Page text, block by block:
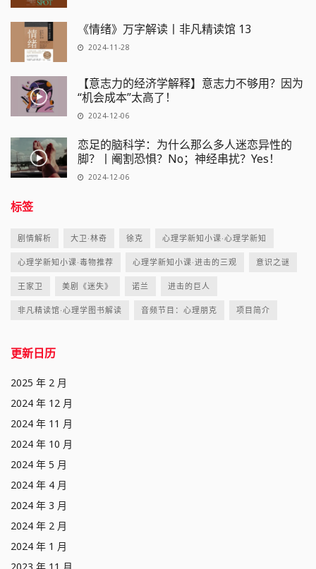
《情绪》万字解读丨非凡精读馆 13
2024-11-28
【意志力的经济学解释】意志力不够用？因为
“机会成本”太高了！
2024-12-06
恋足的脑科学：为什么那么多人迷恋异性的
脚？丨阉割恐惧？No；神经串扰？Yes！
2024-12-06
标签
剧情解析 大卫·林奇 徐克 心理学新知小课·心理学新知
心理学新知小课·毒物推荐 心理学新知小课·进击的三观 意识之谜
王家卫 美剧《迷失》 诺兰 进击的巨人
非凡精读馆·心理学图书解读 音频节目：心理朋克 项目简介
更新日历
2025 年 2 月
2024 年 12 月
2024 年 11 月
2024 年 10 月
2024 年 5 月
2024 年 4 月
2024 年 3 月
2024 年 2 月
2024 年 1 月